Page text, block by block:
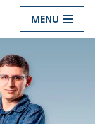
MENU